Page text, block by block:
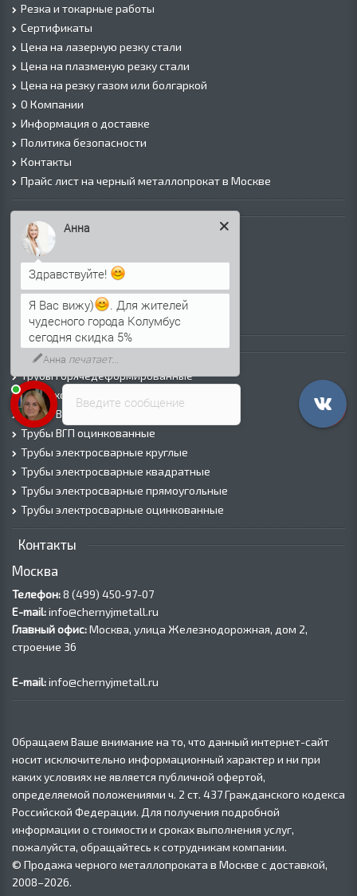
Резка и токарные работы
Сертификаты
Цена на лазерную резку стали
Цена на плазменую резку стали
Цена на резку газом или болгаркой
О Компании
Информация о доставке
Политика безопасности
Контакты
Прайс лист на черный металлопрокат в Москве
Листовой прокат
Лист г/к
Лист х/к
Просечно-вытяжной лист (ПВЛ)
Лист рифленый
Лист оцинкованный
Трубы
Трубы горячедеформированные
Труба холоднодеформированная
Трубы ВГП (Водогазопроводные)
Трубы ВГП оцинкованные
Трубы электросварные круглые
Трубы электросварные квадратные
Трубы электросварные прямоугольные
Трубы электросварные оцинкованные
Контакты
Москва
Телефон:8 (499) 450‑97-07
E-mail:info@chernyjmetall.ru
Главный офис:Москва, улица Железнодорожная, дом 2,
строение 36
E-mail:info@chernyjmetall.ru
Обращаем Ваше внимание на то, что данный интернет-сайт
носит исключительно информационный характер и ни при
каких условиях не является публичной офертой,
определяемой положениями ч. 2 ст. 437 Гражданского кодекса
Российской Федерации. Для получения подробной
информации о стоимости и сроках выполнения услуг,
пожалуйста, обращайтесь к сотрудникам компании.
© Продажа черного металлопроката в Москве с доставкой,
2008–2026.
Введите сообщение
Анна
Здравствуйте!
Я Вас вижу)
. Для жителей
чудесного города Колумбус
сегодня скидка 5%
Анна печатает...